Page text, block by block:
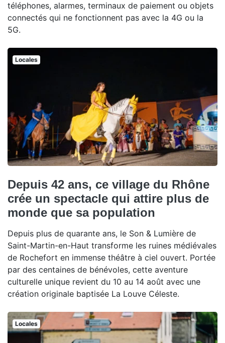
téléphones, alarmes, terminaux de paiement ou objets
connectés qui ne fonctionnent pas avec la 4G ou la
5G.
Locales
Depuis 42 ans, ce village du Rhône
crée un spectacle qui attire plus de
monde que sa population
Depuis plus de quarante ans, le Son & Lumière de
Saint-Martin-en-Haut transforme les ruines médiévales
de Rochefort en immense théâtre à ciel ouvert. Portée
par des centaines de bénévoles, cette aventure
culturelle unique revient du 10 au 14 août avec une
création originale baptisée La Louve Céleste.
Locales